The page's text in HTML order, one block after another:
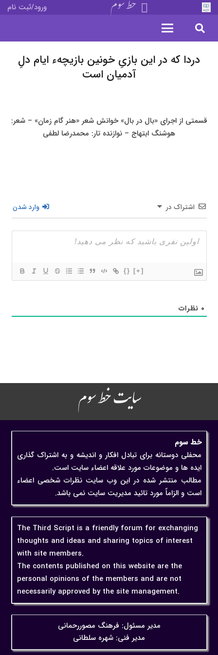
خط سوم ورود/ثبت نام
دردا که در این بازیِ خونین بازیچهء ایام دلِ
آدمیان است
قسمتی از اجرای «بال در بال» خوانش شعر «هنر گام زمان» – شعر:
هوشنگ ابتهاج – نوازنده تار: محمدرضا لطفی
اشتراک در وارد شدن
{} [+]
۰ نظرات
سایت خط سوم
خط سوم
محفلی دوستانه برای تبادل افکار و اندیشه و به اشتراک گذاری
ایده ها و موضوعات مورد علاقه اعضاء سایت است.
مطالب منتشر شده در این وب سایت نظرات شخصی اعضاء
است و الزاماً مورد تائید مدیریت سایت نمی باشد.
The Third Script is a friendly forum for exchanging
thoughts and ideas and sharing topics of interest
with site members.
The contents published on this website are the
personal opinions of the members and are not
necessarily approved by the site management.
مدیر مسئول: فرهنگ مصوررحمانی
مدیر فنی: شهره سلطانی